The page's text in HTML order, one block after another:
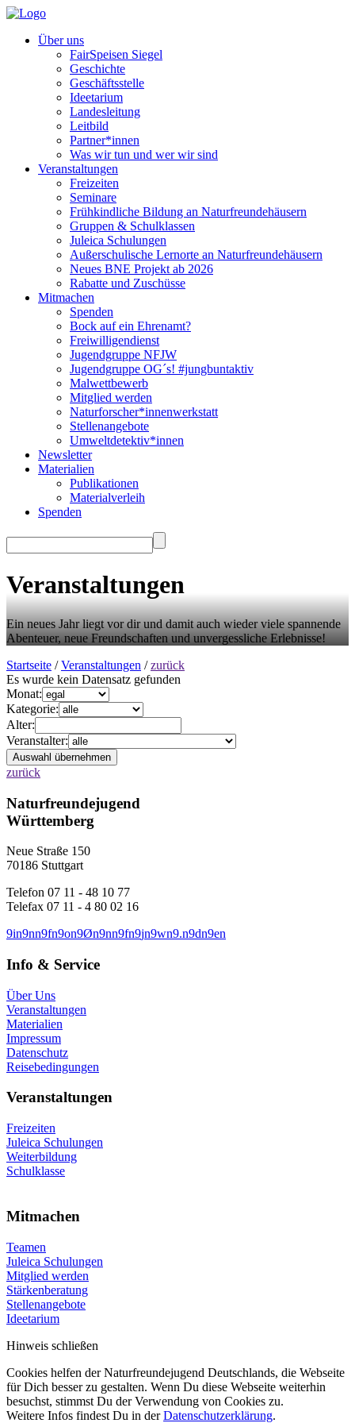
Über uns
FairSpeisen Siegel
Geschichte
Geschäftsstelle
Ideetarium
Landesleitung
Leitbild
Partner*innen
Was wir tun und wer wir sind
Veranstaltungen
Freizeiten
Seminare
Frühkindliche Bildung an Naturfreundehäusern
Gruppen & Schulklassen
Juleica Schulungen
Außerschulische Lernorte an Naturfreundehäusern
Neues BNE Projekt ab 2026
Rabatte und Zuschüsse
Mitmachen
Spenden
Bock auf ein Ehrenamt?
Freiwilligendienst
Jugendgruppe NFJW
Jugendgruppe OG´s! #jungbuntaktiv
Malwettbewerb
Mitglied werden
Naturforscher*innenwerkstatt
Stellenangebote
Umweltdetektiv*innen
Newsletter
Materialien
Publikationen
Materialverleih
Spenden
Veranstaltungen
Ein neues Jahr liegt vor dir und damit auch wieder viele spannende
Abenteuer, neue Freundschaften und unvergessliche Erlebnisse!
Startseite /Veranstaltungen /zurück
Es wurde kein Datensatz gefunden
Monat:
Kategorie:
Alter:
Veranstalter:
zurück
Naturfreundejugend
Württemberg
Neue Straße 150
70186 Stuttgart
Telefon 07 11 - 48 10 77
Telefax 07 11 - 4 80 02 16
9in9nn9fn9on9Øn9nn9fn9jn9wn9.n9dn9en
Info & Service
Über Uns
Veranstaltungen
Materialien
Impressum
Datenschutz
Reisebedingungen
Veranstaltungen
Freizeiten
Juleica Schulungen
Weiterbildung
Schulklasse
Mitmachen
Teamen
Juleica Schulungen
Mitglied werden
Stärkenberatung
Stellenangebote
Ideetarium
Hinweis schließen
Cookies helfen der Naturfreundejugend Deutschlands, die Webseite
für Dich besser zu gestalten. Wenn Du diese Webseite weiterhin
besuchst, stimmst Du der Verwendung von Cookies zu.
Weitere Infos findest Du in derDatenschutzerklärung.